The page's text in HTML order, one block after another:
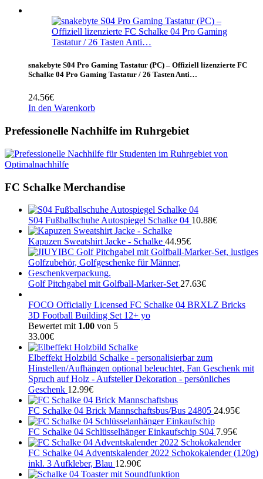
snakebyte S04 Pro Gaming Tastatur (PC) – Offiziell lizenzierte FC
Schalke 04 Pro Gaming Tastatur / 26 Tasten Anti…
24.56€
In den Warenkorb
Prefessionelle Nachhilfe im Ruhrgebiet
FC Schalke Merchandise
S04 Fußballschuhe Autospiegel Schalke 04 10.88€
Kapuzen Sweatshirt Jacke - Schalke 44.95€
Golf Pitchgabel mit Golfball-Marker-Set 27.63€
FOCO Officially Licensed FC Schalke 04 BRXLZ Bricks
3D Football Building Set 12+ yo
Bewertet mit 1.00 von 5
33.00€
Elbeffekt Holzbild Schalke - personalisierbar zum
Hinstellen/Aufhängen optional beleuchtet, Fan Geschenk mit
Spruch auf Holz - Aufsteller Dekoration - persönliches
Geschenk 12.99€
FC Schalke 04 Brick Mannschaftsbus/Bus 24805 24.95€
FC Schalke 04 Schlüsselhänger Einkaufschip S04 7.95€
FC Schalke 04 Adventskalender 2022 Schokokalender (120g)
inkl. 3 Aufkleber, Blau 12.90€